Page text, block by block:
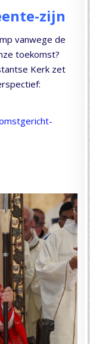
zijn
vanwege de
toekomst?
Kerk zet